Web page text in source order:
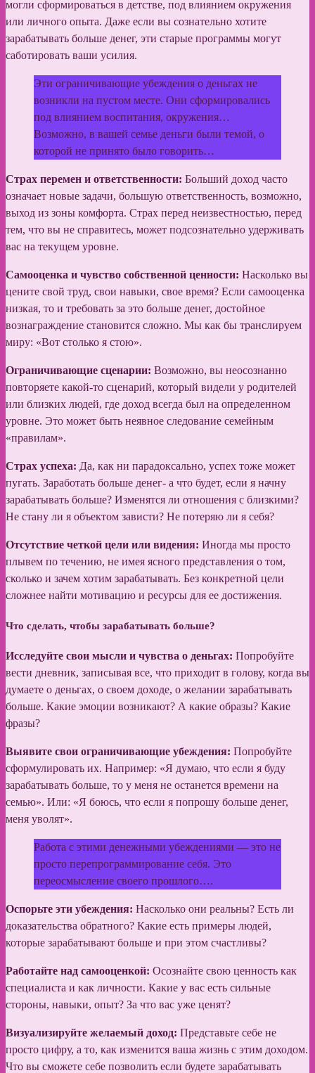
могли сформироваться в детстве, под влиянием окружения
или личного опыта. Даже если вы сознательно хотите
зарабатывать больше денег, эти старые программы могут
саботировать ваши усилия.
Эти ограничивающие убеждения о деньгах не
возникли на пустом месте. Они сформировались
под влиянием воспитания, окружения…
Возможно, в вашей семье деньги были темой, о
которой не принято было говорить…
Страх перемен и ответственности: Больший доход часто
означает новые задачи, большую ответственность, возможно,
выход из зоны комфорта. Страх перед неизвестностью, перед
тем, что вы не справитесь, может подсознательно удерживать
вас на текущем уровне.
Самооценка и чувство собственной ценности: Насколько вы
цените свой труд, свои навыки, свое время? Если самооценка
низкая, то и требовать за это больше денег, достойное
вознаграждение становится сложно. Мы как бы транслируем
миру: «Вот столько я стою».
Ограничивающие сценарии: Возможно, вы неосознанно
повторяете какой-то сценарий, который видели у родителей
или близких людей, где доход всегда был на определенном
уровне. Это может быть неявное следование семейным
«правилам».
Страх успеха: Да, как ни парадоксально, успех тоже может
пугать. Заработать больше денег- а что будет, если я начну
зарабатывать больше? Изменятся ли отношения с близкими?
Не стану ли я объектом зависти? Не потеряю ли я себя?
Отсутствие четкой цели или видения: Иногда мы просто
плывем по течению, не имея ясного представления о том,
сколько и зачем хотим зарабатывать. Без конкретной цели
сложнее найти мотивацию и ресурсы для ее достижения.
Что сделать, чтобы зарабатывать больше?
Исследуйте свои мысли и чувства о деньгах: Попробуйте
вести дневник, записывая все, что приходит в голову, когда вы
думаете о деньгах, о своем доходе, о желании зарабатывать
больше. Какие эмоции возникают? А какие образы? Какие
фразы?
Выявите свои ограничивающие убеждения: Попробуйте
сформулировать их. Например: «Я думаю, что если я буду
зарабатывать больше, то у меня не останется времени на
семью». Или: «Я боюсь, что если я попрошу больше денег,
меня уволят».
Работа с этими денежными убеждениями — это не
просто перепрограммирование себя. Это
переосмысление своего прошлого….
Оспорьте эти убеждения: Насколько они реальны? Есть ли
доказательства обратного? Какие есть примеры людей,
которые зарабатывают больше и при этом счастливы?
Работайте над самооценкой: Осознайте свою ценность как
специалиста и как личности. Какие у вас есть сильные
стороны, навыки, опыт? За что вас уже ценят?
Визуализируйте желаемый доход: Представьте себе не
просто цифру, а то, как изменится ваша жизнь с этим доходом.
Что вы сможете себе позволить если будете зарабатывать